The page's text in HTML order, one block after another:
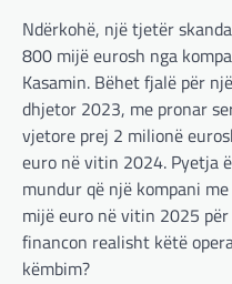
Ndërkohë, një tjetër
800 mijë eurosh nga
Kasamin. Bëhet fjalë për
dhjetor 2023, me pronar
vjetore prej 2 milionë
euro në vitin 2024. Pyetja
mundur që një kompani
mijë euro në vitin 2025
financon realisht këtë
këmbim?